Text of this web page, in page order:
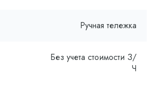
Ручная тележка
Без учета стоимости З/
Ч